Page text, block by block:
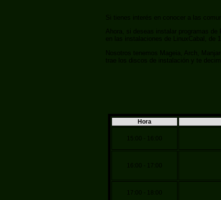
Si tienes interés en conocer a las
Ahora, si deseas instalar programas
en las instalaciones de LinuxCabal, de
Nosotros tenemos Mageia, Arch,
trae los discos de instalación y te
Hora
15:00 - 16:00
16:00 - 17:00
17:00 - 18:00